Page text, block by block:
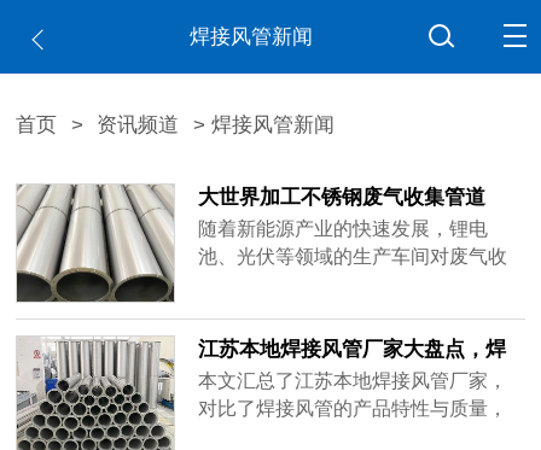
焊接风管新闻
首页 > 资讯频道 > 焊接风管新闻
大世界加工不锈钢废气收集管道
随着新能源产业的快速发展，锂电
池、光伏等领域的生产车间对废气收
的有机溶剂，其挥发产生的有机气体
需要进行有效收集和处理；光伏生产
过程中则涉及酸锌等腐蚀性废气。这
些废气不仅对环境有影响，部分还具
江苏本地焊接风管厂家大盘点，焊
接品质如何选择？
本文汇总了江苏本地焊接风管厂家，
对比了焊接风管的产品特性与质量，